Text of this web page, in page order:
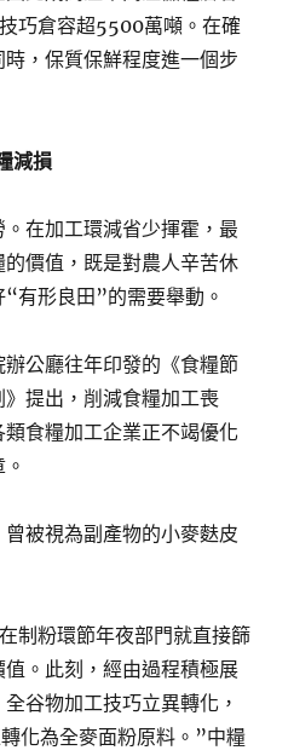
巧倉容超5500萬噸。在確
，保質保鮮程度進一個步
減損
在加工環減省少揮霍，最
價值，既是對農人辛苦休
有形良田”的需要舉動。
公廳往年印發的《食糧節
提出，削減食糧加工喪
食糧加工企業正不竭優化
被視為副產物的小麥麩皮
制粉環節年夜部門就直接篩
。此刻，經由過程積極展
谷物加工技巧立異轉化，
化為全麥面粉原料。”中糧